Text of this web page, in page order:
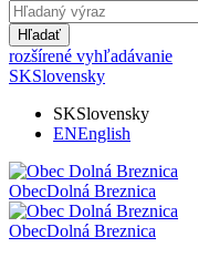
Hľadať
rozšírené vyhľadávanie
SKSlovensky
SKSlovensky
ENEnglish
ObecDolná Breznica
ObecDolná Breznica